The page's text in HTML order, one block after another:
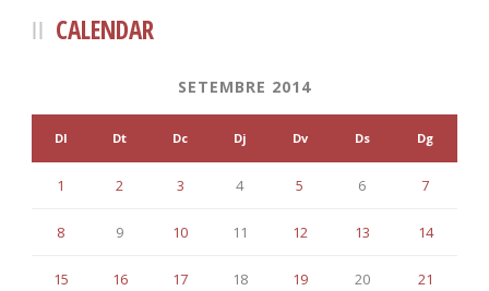
CALENDAR
SETEMBRE 2014
Dl Dt Dc Dj Dv Ds Dg
1 2 3 4 5 6 7
8 9 10 11 12 13 14
15 16 17 18 19 20 21